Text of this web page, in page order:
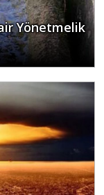
Yönetmelik